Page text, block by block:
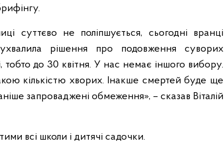
суттєво не поліпшується, сьогодні вранці
рішення про подовження суворих
до 30 квітня. У нас немає іншого вибору.
кількістю хворих. Інакше смертей буде ще
запроваджені обмеження», – сказав Віталій
всі школи і дитячі садочки.